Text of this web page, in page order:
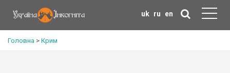
uk ru en
Головна > Крим